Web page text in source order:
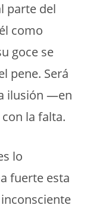
parte del
como
goce se
pene. Será
ilusión —en
la falta.
lo
fuerte esta